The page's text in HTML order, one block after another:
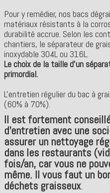
Pour y remédier, nos bacs
matériaux résistants à la
durabilité accrue. Selon les
chantiers, le séparateur de
inoxydable 304L ou 316L.
Le choix de la taille d'un
primordial.
L'entretien régulier du bac à
(60% à 70%).
Il est fortement
d'entretien avec une
assurer un nettoyage
dans les restaurants
fois/an, car vous ne
même. Il vous faut un
déchets graisseux.